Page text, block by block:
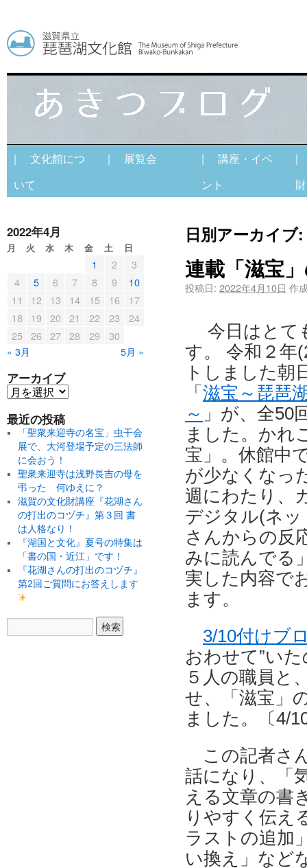
| 文化館につ
いて
| 展覧会
| 講座・イベ
ント
|
財
日別アーカイブ:
連載「滋宝
投稿日: 2022年4月10日 作
今日はとて
す。 令和２年
トしました朝
「 滋宝～琵琶
～ 」が、全50
ました。かれ
宝」。休館中
が少なくなっ
週にわたり、
デジタル(ネ
さんからの反
みに読んでる
実した内容で
ます。
3/10付けブ
おわせて”い
５人の職員と
せ、「滋宝」
ました。〔4/
この記者さ
話になり、「
える文章の書
りやすく伝え
ラストの追加
い換え」など
2022年4月
月 火 水 木 金 土 日
« 3月 5月 »
1 2
3
4
5 6 7 8 9
10
11
12 13 14 15 16
17
18
19 20 21 22 23
24
25
26 27 28 29 30
アーカイブ
最近の投稿
「聖衆来迎寺の名宝」虫干会
展で、大河登場予定の三法師
に会おう！
聖衆来迎寺は浅野長吉の母を
弔った 何ゆえに？
滋賀の文化財講座『花湖さん
の打出のコヅチ』第３回 書
は人格なり！
『湖国と文化』夏号の特集は
「書の国・近江」です！
『花湖さんの打出のコヅチ』
第2回ご質問にお答えします